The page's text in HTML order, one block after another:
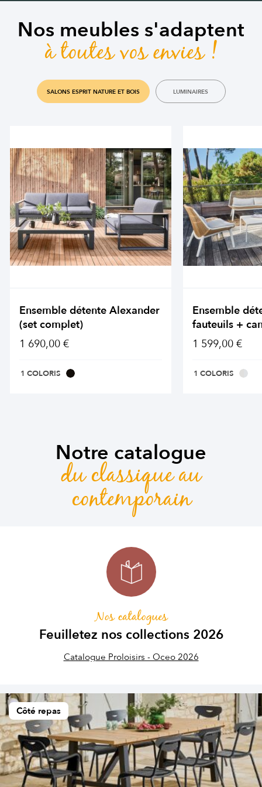
Nos meubles s'adaptent
à toutes vos envies !
SALONS ESPRIT NATURE ET BOIS LUMINAIRES
Ensemble détente Alexander
(set complet)
1 690,00 €
1 COLORIS
Ensemble
fauteuils +
1 599,00 €
1 COLORIS
Notre catalogue
du classique au
contemporain
Nos catalogues
Feuilletez nos collections 2026
Catalogue Proloisirs - Oceo 2026
Côté repas